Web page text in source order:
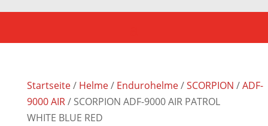
Startseite/ Helme/ Endurohelme/SCORPION /ADF-
9000 AIR/ SCORPION ADF-9000 AIR PATROL
WHITE BLUE RED